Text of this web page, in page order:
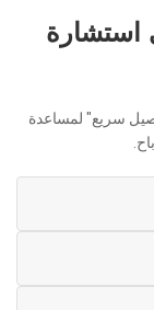
استشارة
سريع" لمساعدة